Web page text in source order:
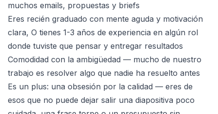
muchos emails, propuestas y briefs
Eres recién graduado con mente aguda y motivación
clara, O tienes 1-3 años de experiencia en algún rol
donde tuviste que pensar y entregar resultados
Comodidad con la ambigüedad — mucho de nuestro
trabajo es resolver algo que nadie ha resuelto antes
Es un plus: una obsesión por la calidad — eres de
esos que no puede dejar salir una diapositiva poco